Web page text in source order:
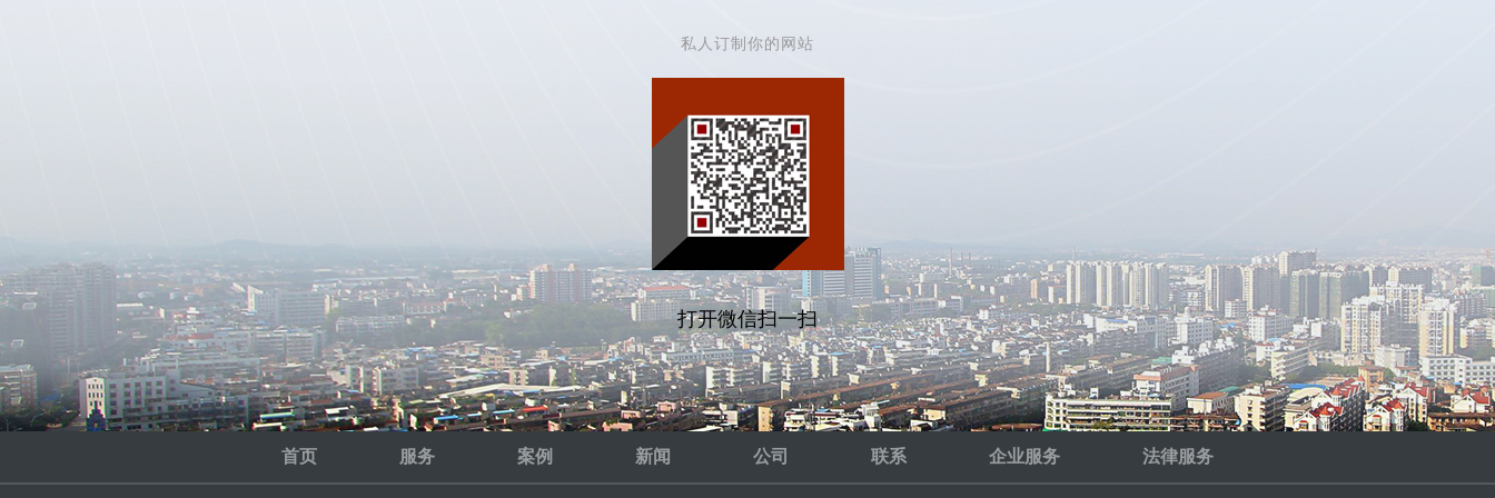
私人订制你的网站
打开微信扫一扫
首页 服务 案例 新闻 公司 联系 企业服务 法律服务